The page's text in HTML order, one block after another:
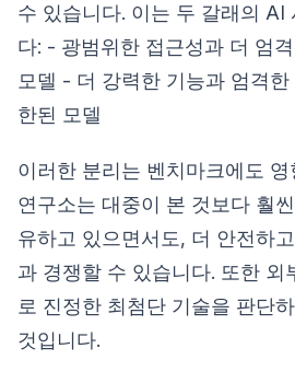
수 있습니다. 이는 두 갈래의 AI
다: - 광범위한 접근성과 더 엄
모델 - 더 강력한 기능과 엄격
한된 모델
이러한 분리는 벤치마크에도
연구소는 대중이 본 것보다 훨
유하고 있으면서도, 더 안전하
과 경쟁할 수 있습니다. 또한 외
로 진정한 최첨단 기술을 판단
것입니다.